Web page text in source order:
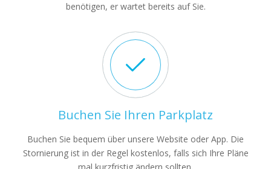
benötigen, er wartet bereits auf Sie.
Buchen Sie Ihren Parkplatz
Buchen Sie bequem über unsere Website oder App. Die
Stornierung ist in der Regel kostenlos, falls sich Ihre Pläne